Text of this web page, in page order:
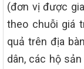
(đơn vị được
theo chuỗi giá
quả trên địa
dân, các hộ